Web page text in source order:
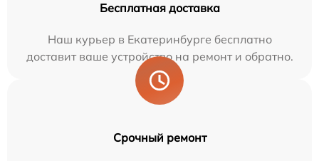
Бесплатная доставка
Наш курьер в Екатеринбурге бесплатно
доставит ваше устройство на ремонт и обратно.
Срочный ремонт